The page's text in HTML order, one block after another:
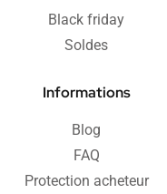
Black friday
Soldes
Informations
Blog
FAQ
Protection acheteur